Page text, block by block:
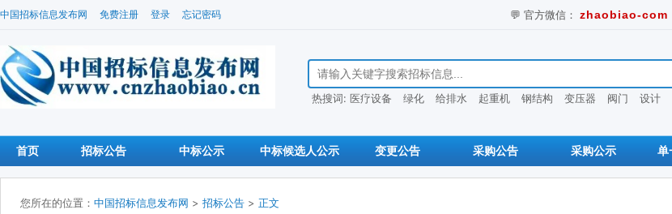
中国招标信息发布网 免费注册 登录 忘记密码 💬 官方微信： zhaobiao-com
搜索招标信息
热搜词: 医疗设备 绿化 给排水 起重机 钢结构 变压器 阀门 设计
首页 招标公告 中标公示 中标候选人公示 变更公告 采购公告 采购公示 单
您所在的位置： 中国招标信息发布网 > 招标公告 > 正文